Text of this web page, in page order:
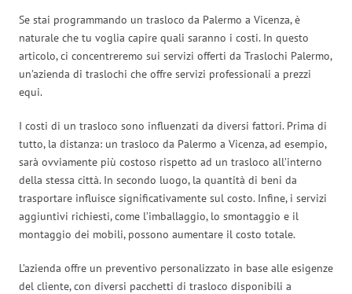
Se stai programmando un trasloco da Palermo a Vicenza, è
naturale che tu voglia capire quali saranno i costi. In questo
articolo, ci concentreremo sui servizi offerti da Traslochi Palermo,
un’azienda di traslochi che offre servizi professionali a prezzi
equi.
I costi di un trasloco sono influenzati da diversi fattori. Prima di
tutto, la distanza: un trasloco da Palermo a Vicenza, ad esempio,
sarà ovviamente più costoso rispetto ad un trasloco all’interno
della stessa città. In secondo luogo, la quantità di beni da
trasportare influisce significativamente sul costo. Infine, i servizi
aggiuntivi richiesti, come l’imballaggio, lo smontaggio e il
montaggio dei mobili, possono aumentare il costo totale.
L’azienda offre un preventivo personalizzato in base alle esigenze
del cliente, con diversi pacchetti di trasloco disponibili a